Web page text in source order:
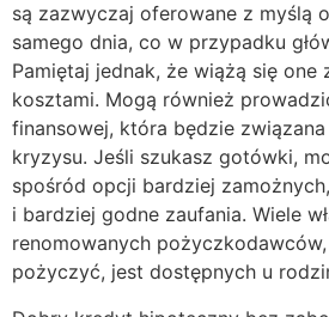
są zazwyczaj oferowane z myślą
samego dnia, co w przypadku
Pamiętaj jednak, że wiążą się one
kosztami. Mogą również
finansowej, która będzie
kryzysu. Jeśli szukasz gotówki,
spośród opcji bardziej
i bardziej godne zaufania. Wiele
renomowanych
pożyczyć, jest dostępnych u